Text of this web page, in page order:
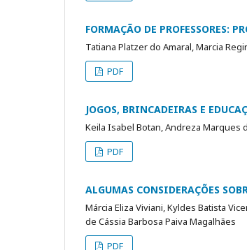
FORMAÇÃO DE PROFESSORES:
Tatiana Platzer do Amaral, Marcia
PDF
JOGOS, BRINCADEIRAS E
Keila Isabel Botan, Andreza Marques
PDF
ALGUMAS CONSIDERAÇÕES
Márcia Eliza Viviani, Kyldes Batista
de Cássia Barbosa Paiva Magalhães
PDF